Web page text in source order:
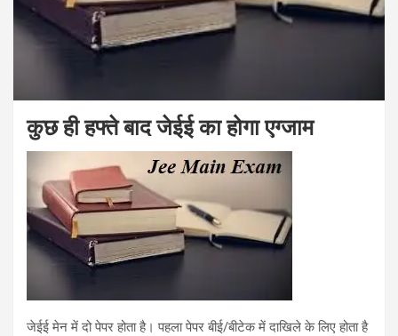
कुछ ही हफ्ते बाद जेईई का होगा एग्जाम
जेईई मेन में दो पेपर होता है। पहला पेपर बीई/बीटेक में दाखिले के लिए होता है